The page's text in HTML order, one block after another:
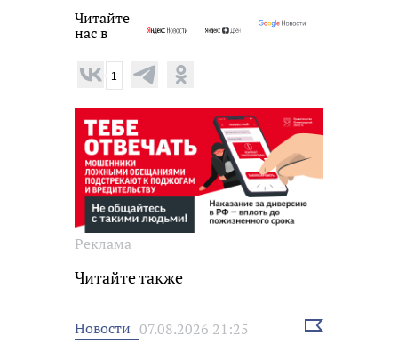
Читайте
нас в
1
Реклама
Читайте также
Новости 07.08.2026 21:25
Выбрать